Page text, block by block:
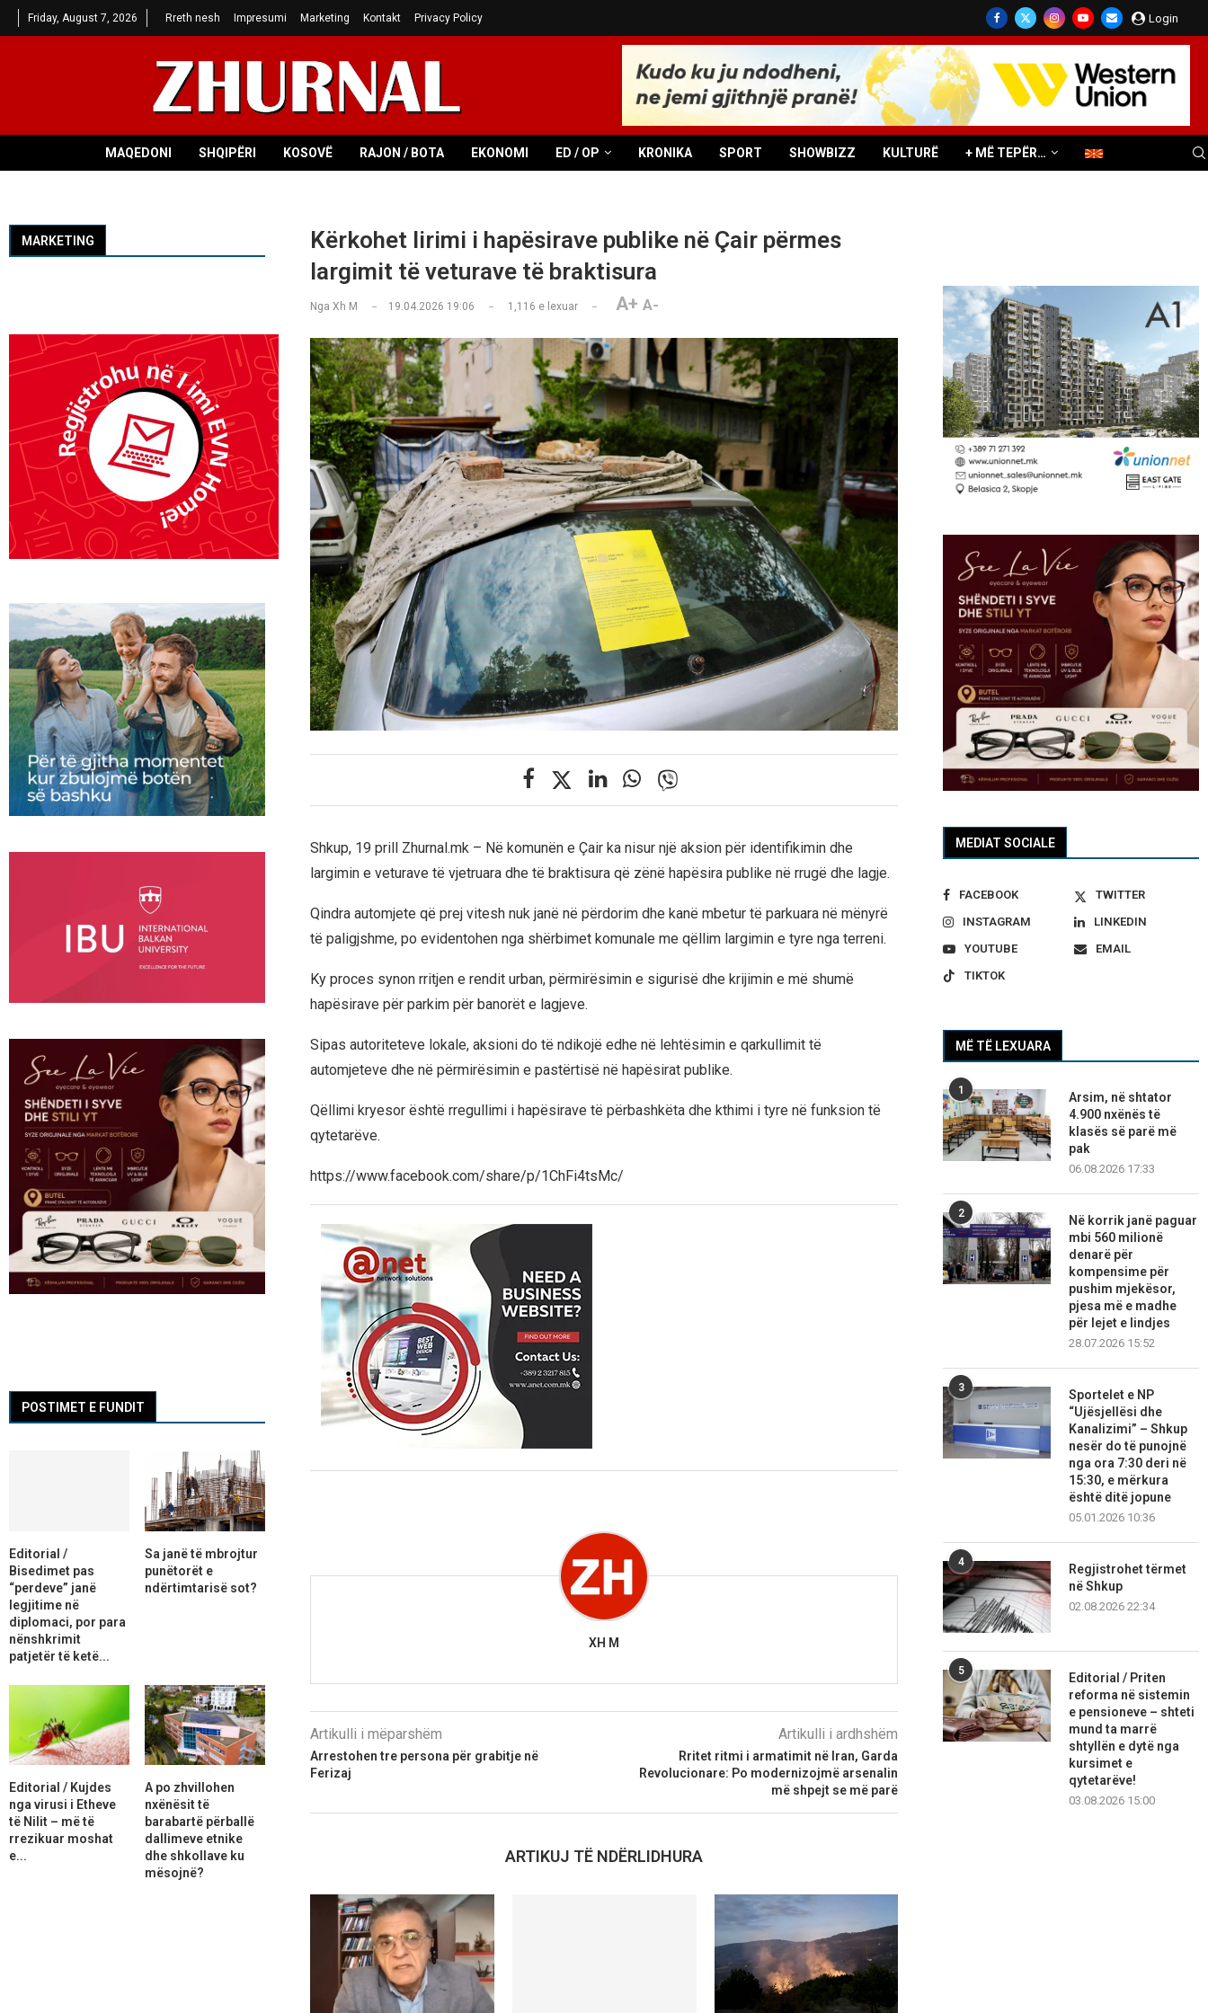
Friday, August 7, 2026 Rreth nesh Impresumi Marketing Kontakt Privacy Policy Login
MAQEDONI SHQIPËRI KOSOVË RAJON / BOTA EKONOMI ED / OP KRONIKA SPORT SHOWBIZZ KULTURË + MË TEPËR…
Kërkohet lirimi i hapësirave publike në Çair përmes
largimit të veturave të braktisura
Nga Xh M 19.04.2026 19:06 1,116 e lexuar A+ A-
Shkup, 19 prill Zhurnal.mk – Në komunën e Çair ka nisur një aksion për identifikimin dhe
largimin e veturave të vjetruara dhe të braktisura që zënë hapësira publike në rrugë dhe lagje.
Qindra automjete që prej vitesh nuk janë në përdorim dhe kanë mbetur të parkuara në mënyrë
të paligjshme, po evidentohen nga shërbimet komunale me qëllim largimin e tyre nga terreni.
Ky proces synon rritjen e rendit urban, përmirësimin e sigurisë dhe krijimin e më shumë
hapësirave për parkim për banorët e lagjeve.
Sipas autoriteteve lokale, aksioni do të ndikojë edhe në lehtësimin e qarkullimit të
automjeteve dhe në përmirësimin e pastërtisë në hapësirat publike.
Qëllimi kryesor është rregullimi i hapësirave të përbashkëta dhe kthimi i tyre në funksion të
qytetarëve.
https://www.facebook.com/share/p/1ChFi4tsMc/
XH M
Artikulli i mëparshëm
Arrestohen tre persona për grabitje në
Ferizaj
Artikulli i ardhshëm
Rritet ritmi i armatimit në Iran, Garda
Revolucionare: Po modernizojmë arsenalin
më shpejt se më parë
ARTIKUJ TË NDËRLIDHURA
MEDIAT SOCIALE
FACEBOOK
TWITTER
INSTAGRAM
LINKEDIN
YOUTUBE
EMAIL
TIKTOK
MË TË LEXUARA
1
Arsim, në shtator
4.900 nxënës të
klasës së parë më
pak
06.08.2026 17:33
2
Në korrik janë paguar
mbi 560 milionë
denarë për
kompensime për
pushim mjekësor,
pjesa më e madhe
për lejet e lindjes
28.07.2026 15:52
3
Sportelet e NP
“Ujësjellësi dhe
Kanalizimi” – Shkup
nesër do të punojnë
nga ora 7:30 deri në
15:30, e mërkura
është ditë jopune
05.01.2026 10:36
4
Regjistrohet tërmet
në Shkup
02.08.2026 22:34
5
Editorial / Priten
reforma në sistemin
e pensioneve – shteti
mund ta marrë
shtyllën e dytë nga
kursimet e
qytetarëve!
03.08.2026 15:00
MARKETING
POSTIMET E FUNDIT
Editorial /
Bisedimet pas
“perdeve” janë
legjitime në
diplomaci, por para
nënshkrimit
patjetër të ketë...
Sa janë të mbrojtur
punëtorët e
ndërtimtarisë sot?
Editorial / Kujdes
nga virusi i Etheve
të Nilit – më të
rrezikuar moshat
e...
A po zhvillohen
nxënësit të
barabartë përballë
dallimeve etnike
dhe shkollave ku
mësojnë?